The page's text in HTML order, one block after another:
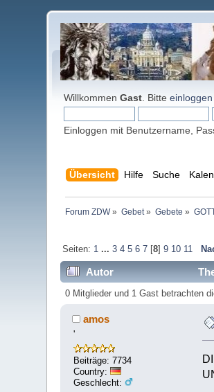
WillkommenGast . Bitteeinloggen
Einloggen mit Benutzername,
Übersicht Hilfe Suche
Forum ZDW» Gebet» Gebete »
Seiten: 1 ... 3 4 5 6 7[8] 9 10 11
Autor
0 Mitglieder und 1 Gast betrachten
amos
'
Beiträge: 7734
Country:
Geschlecht: